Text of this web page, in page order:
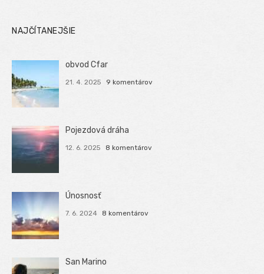
NAJČÍTANEJŠIE
obvod Cfar
21. 4. 2025 9 komentárov
Pojezdová dráha
12. 6. 2025 8 komentárov
Únosnosť
7. 6. 2024 8 komentárov
San Marino